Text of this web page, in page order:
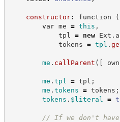
constructor: function (
var me = this ,
tpl = new Ext .
tokens = tpl .
me . callParent ( [
me . tpl = tpl ;
me . tokens = tokens ;
tokens . $literal =
// If we don't